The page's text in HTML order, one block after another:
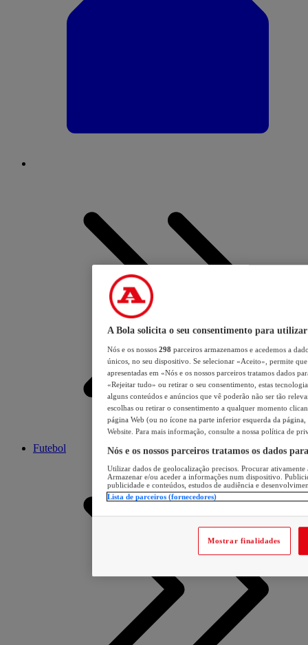
Futebol
A Bola solicita o seu consentimento para utilizar
Nós e os nossos 298 parceiros armazenamos e acedemos a
únicos, no seu dispositivo. Se selecionar «Aceito», permite
apresentadas em «Nós e os nossos parceiros tratamos dados
«Rejeitar tudo» ou retirar o seu consentimento, estas
alguns conteúdos e anúncios que vê poderão não ser tão
escolhas ou retirar o consentimento a qualquer momento
página Web (ou no ícone na parte inferior esquerda da página,
Website. Para mais informação, consulte a nossa política de
Nós e os nossos parceiros tratamos os dados
Utilizar dados de geolocalização precisos. Procurar
Armazenar e/ou aceder a informações num dispositivo.
publicidade e conteúdos, estudos de audiência e
Lista de parceiros (fornecedores)
Mostrar finalidades